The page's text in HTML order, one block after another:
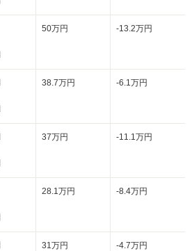
50万円 -13.2万円
38.7万円 -6.1万円
37万円 -11.1万円
28.1万円 -8.4万円
31万円 -4.7万円